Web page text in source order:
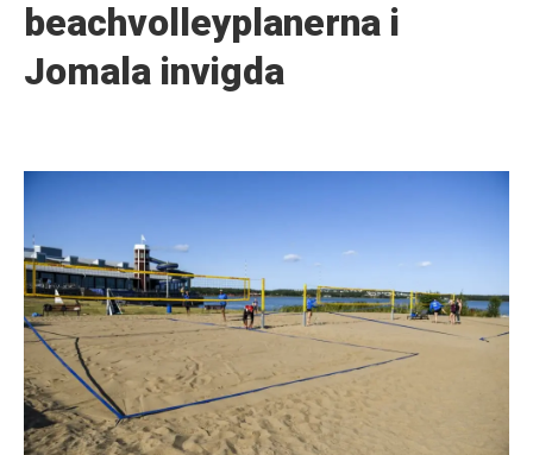
beachvolleyplanerna i
Jomala invigda